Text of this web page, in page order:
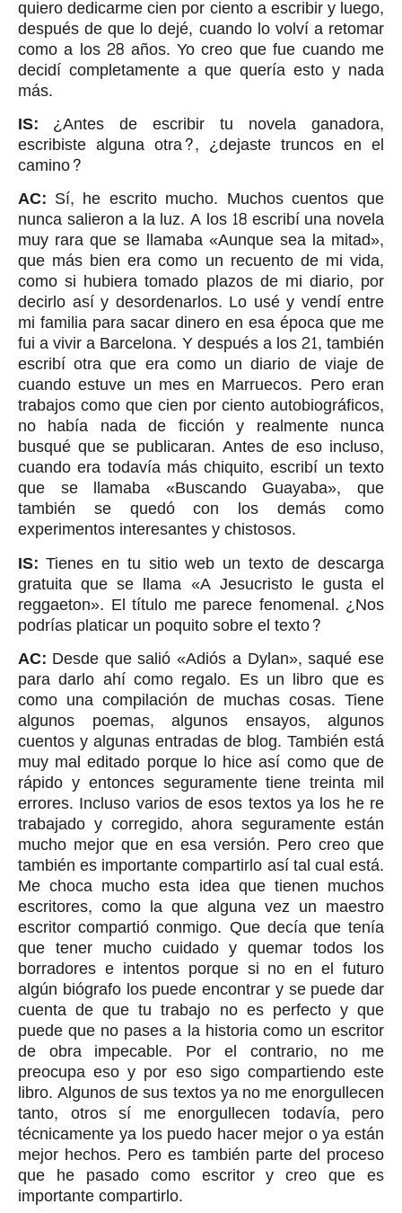
quiero dedicarme cien por ciento a escribir y luego,
después de que lo dejé, cuando lo volví a retomar
como a los 28 años. Yo creo que fue cuando me
decidí completamente a que quería esto y nada
más.
IS: ¿Antes de escribir tu novela ganadora,
escribiste alguna otra?, ¿dejaste truncos en el
camino?
AC: Sí, he escrito mucho. Muchos cuentos que
nunca salieron a la luz. A los 18 escribí una novela
muy rara que se llamaba «Aunque sea la mitad»,
que más bien era como un recuento de mi vida,
como si hubiera tomado plazos de mi diario, por
decirlo así y desordenarlos. Lo usé y vendí entre
mi familia para sacar dinero en esa época que me
fui a vivir a Barcelona. Y después a los 21, también
escribí otra que era como un diario de viaje de
cuando estuve un mes en Marruecos. Pero eran
trabajos como que cien por ciento autobiográficos,
no había nada de ficción y realmente nunca
busqué que se publicaran. Antes de eso incluso,
cuando era todavía más chiquito, escribí un texto
que se llamaba «Buscando Guayaba», que
también se quedó con los demás como
experimentos interesantes y chistosos.
IS: Tienes en tu sitio web un texto de descarga
gratuita que se llama «A Jesucristo le gusta el
reggaeton». El título me parece fenomenal. ¿Nos
podrías platicar un poquito sobre el texto?
AC: Desde que salió «Adiós a Dylan», saqué ese
para darlo ahí como regalo. Es un libro que es
como una compilación de muchas cosas. Tiene
algunos poemas, algunos ensayos, algunos
cuentos y algunas entradas de blog. También está
muy mal editado porque lo hice así como que de
rápido y entonces seguramente tiene treinta mil
errores. Incluso varios de esos textos ya los he re
trabajado y corregido, ahora seguramente están
mucho mejor que en esa versión. Pero creo que
también es importante compartirlo así tal cual está.
Me choca mucho esta idea que tienen muchos
escritores, como la que alguna vez un maestro
escritor compartió conmigo. Que decía que tenía
que tener mucho cuidado y quemar todos los
borradores e intentos porque si no en el futuro
algún biógrafo los puede encontrar y se puede dar
cuenta de que tu trabajo no es perfecto y que
puede que no pases a la historia como un escritor
de obra impecable. Por el contrario, no me
preocupa eso y por eso sigo compartiendo este
libro. Algunos de sus textos ya no me enorgullecen
tanto, otros sí me enorgullecen todavía, pero
técnicamente ya los puedo hacer mejor o ya están
mejor hechos. Pero es también parte del proceso
que he pasado como escritor y creo que es
importante compartirlo.